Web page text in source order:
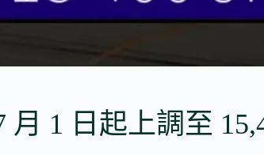
1 日起上調至